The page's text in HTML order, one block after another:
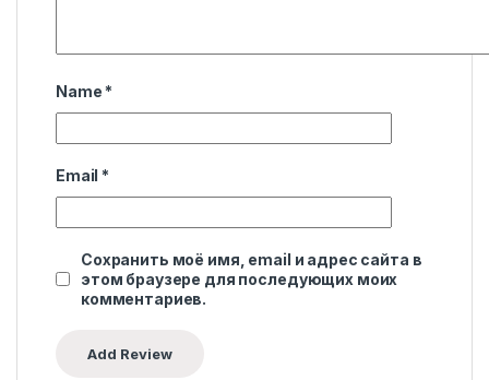
Name *
Email *
Сохранить моё имя, email и адрес сайта в
этом браузере для последующих моих
комментариев.